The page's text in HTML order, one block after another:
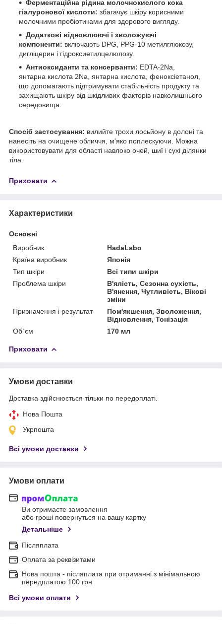
Ферментаційна рідина молочнокислого кока
гіалуронової кислоти: збагачує шкіру корисними
молочними пробіотиками для здорового вигляду.
Додаткові відновлюючі і зволожуючі
компоненти: включають DPG, PPG-10 метилглюкозу,
дигліцерин і гідроксиетилцелюлозу.
Антиоксиданти та консерванти: EDTA-2Na,
янтарна кислота 2Na, янтарна кислота, феноксіетанол,
що допомагають підтримувати стабільність продукту та
захищають шкіру від шкідливих факторів навколишнього
середовища.
Спосіб застосування: вилийте трохи лосьйону в долоні та
нанесіть на очищене обличчя, м'яко поплескуючи. Можна
використовувати для області навлоко очей, шиї і сухі ділянки
тіла.
Приховати
Характеристики
Основні
Виробник
HadaLabo
Країна виробник
Японія
Тип шкіри
Всі типи шкіри
Проблема шкіри
В'ялість, Сезонна сухість,
В'янення, Чутливість, Вікові
зміни
Призначення і результат
Пом'якшення, Зволоження,
Відновлення, Тонізація
Об`єм
170 мл
Приховати
Умови доставки
Доставка здійснюється тільки по передоплаті.
Нова Пошта
Укрпошта
Всі умови доставки
Умови оплати
Ви отримаєте замовлення
або гроші повернуться на вашу картку
Детальніше
Післяплата
Оплата за реквізитами
Нова пошта - післяплата при отриманні з мінімальною
передплатою 100 грн
Всі умови оплати